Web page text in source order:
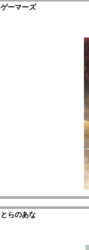
ゲーマーズ
とらのあな